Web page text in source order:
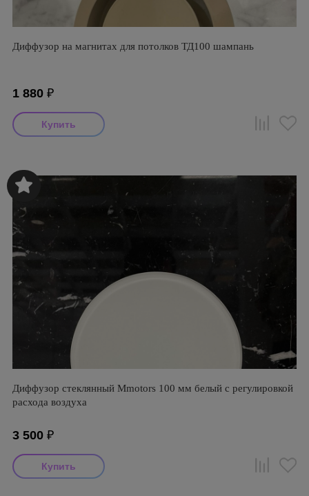
Диффузор на магнитах для потолков ТД100 шампань
1 880 ₽
Диффузор стеклянный Mmotors 100 мм белый с регулировкой
расхода воздуха
3 500 ₽